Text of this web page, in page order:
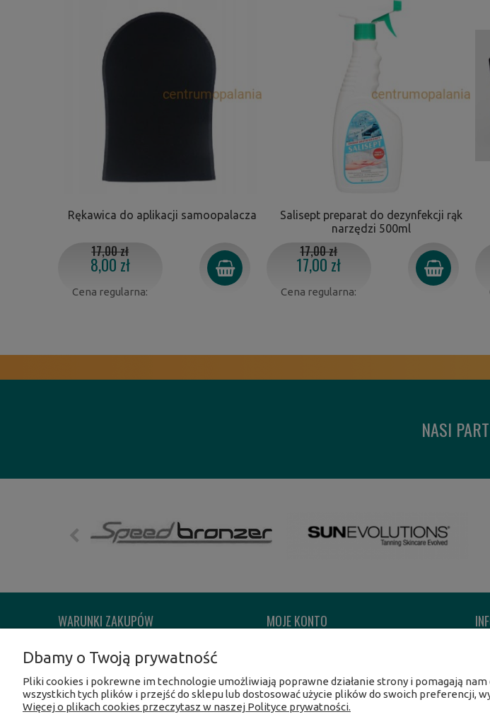
Rękawica do aplikacji samoopalacza
8,00 zł
Cena regularna:
17,00 zł
Salisept preparat do dezynfekcji rąk
narzędzi 500ml
17,00 zł
Cena regularna:
17,00 zł
NASI
WARUNKI ZAKUPÓW
Regulamin sklepu
Reklamacje i zwroty
Formy płatności
Czas i koszty dostawy
MOJE KONTO
Przechowalnia
Dbamy o Twoją prywatność
Pliki cookies i pokrewne im technologie umożliwiają poprawne działanie strony i pomagają
wszystkich tych plików i przejść do sklepu lub dostosować użycie plików do swoich preferencji,
Więcej o plikach cookies przeczytasz w naszej Polityce prywatności.